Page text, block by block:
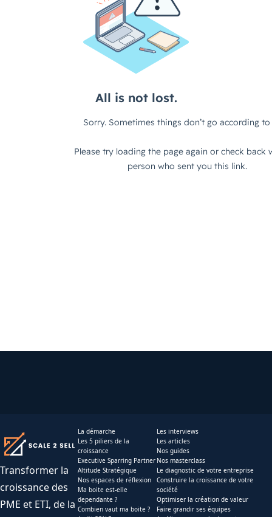
Transformer la
croissance des
PME et ETI, de la
La démarche
Les 5 piliers de la
croissance
Executive Sparring Partner
Altitude Stratégique
Nos espaces de réflexion
Ma boite est-elle
dependante ?
Combien vaut ma boite ?
Les interviews
Les articles
Nos guides
Nos masterclass
Le diagnostic de votre entreprise
Construire la croissance de votre
société
Optimiser la création de valeur
Faire grandir ses équipes